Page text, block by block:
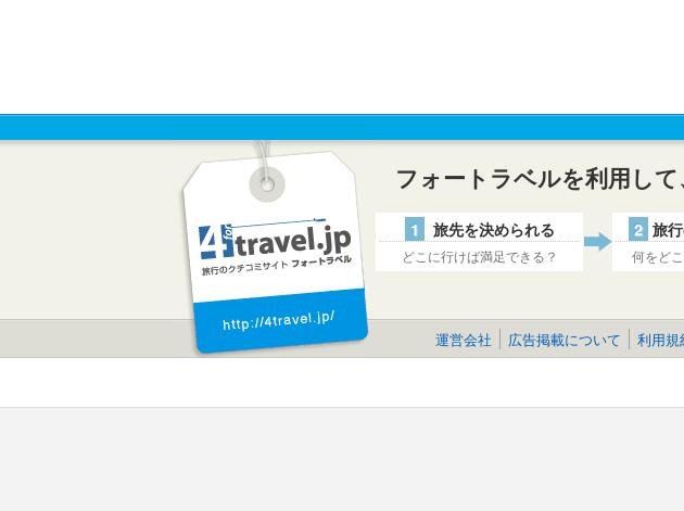
フォートラベルを利用し
1 旅先を決められる
どこに行けば満足できる？
2 旅
何をど
運営会社 広告掲載について 利用規